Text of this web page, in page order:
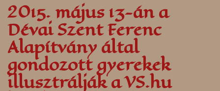
2015. május 13-án a
Dévai Szent Ferenc
Alapítvány által
gondozott gyerekek
illusztrálják a VS.hu